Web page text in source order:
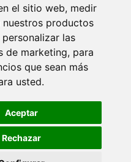
el sitio web, medir
nuestros productos
las
de marketing, para
que sean más
usted.
Aceptar
Rechazar
TU HISTORIA. EPISODIO 3.